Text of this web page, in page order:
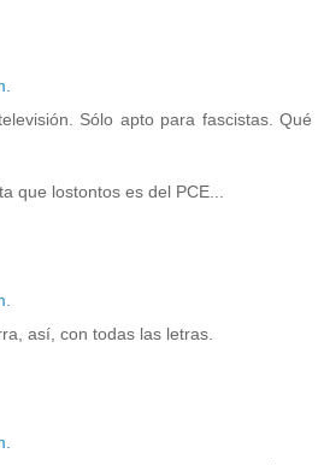
Sólo apto para fascistas. Qué
que lostontos es del PCE...
así, con todas las letras.